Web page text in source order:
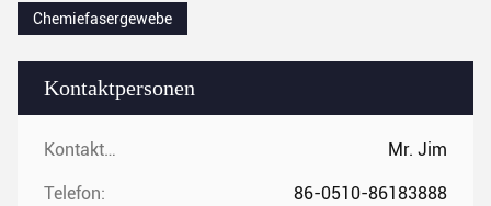
Kontaktpersonen
Kontaktpersonen: Mr. Jim
Telefon: 86-0510-86183888
Chemiefasergewebe